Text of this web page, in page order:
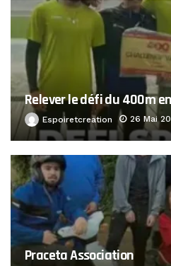
Relever le défi du 400m
Espoiretcreation 26 Mai
Praceta Association